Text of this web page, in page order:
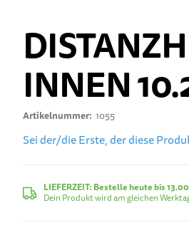
INNEN
Artikelnummer 1055
Sei der/die Erste, der diese
LIEFERZEIT: Bestelle heute bis
Dein Produkt wird am gleichen